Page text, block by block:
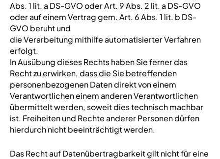
Abs. 1 lit. a DS-GVO oder Art. 9 Abs. 2 lit. a DS-GVO
oder auf einem Vertrag gem. Art. 6 Abs. 1 lit. b DS-
GVO beruht und
die Verarbeitung mithilfe automatisierter Verfahren
erfolgt.
In Ausübung dieses Rechts haben Sie ferner das
Recht zu erwirken, dass die Sie betreffenden
personenbezogenen Daten direkt von einem
Verantwortlichen einem anderen Verantwortlichen
übermittelt werden, soweit dies technisch machbar
ist. Freiheiten und Rechte anderer Personen dürfen
hierdurch nicht beeinträchtigt werden.
Das Recht auf Datenübertragbarkeit gilt nicht für eine